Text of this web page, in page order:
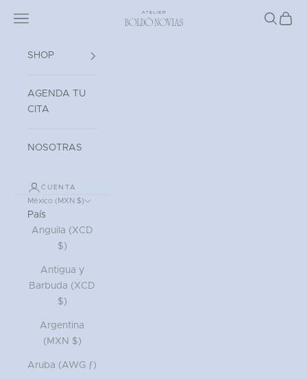
Atelier Boldó Novias
Abrir menú de navegación AbrirAbrir
SHOP
AGENDA TU
CITA
NOSOTRAS
CUENTA
México (MXN $)
País
Anguila (XCD
$)
Antigua y
Barbuda (XCD
$)
Argentina
(MXN $)
Aruba (AWG ƒ)